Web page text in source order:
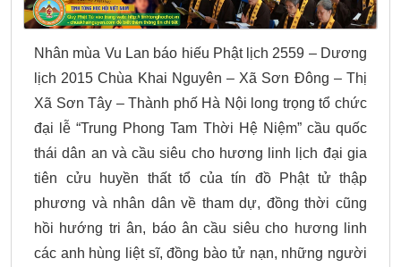
Nhân mùa Vu Lan báo hiếu Phật lịch 2559 – Dương
lịch 2015 Chùa Khai Nguyên – Xã Sơn Đông – Thị
Xã Sơn Tây – Thành phố Hà Nội long trọng tổ chức
đại lễ “Trung Phong Tam Thời Hệ Niệm” cầu quốc
thái dân an và cầu siêu cho hương linh lịch đại gia
tiên cửu huyền thất tổ của tín đồ Phật tử thập
phương và nhân dân về tham dự, đồng thời cũng
hồi hướng tri ân, báo ân cầu siêu cho hương linh
các anh hùng liệt sĩ, đồng bào tử nạn, những người